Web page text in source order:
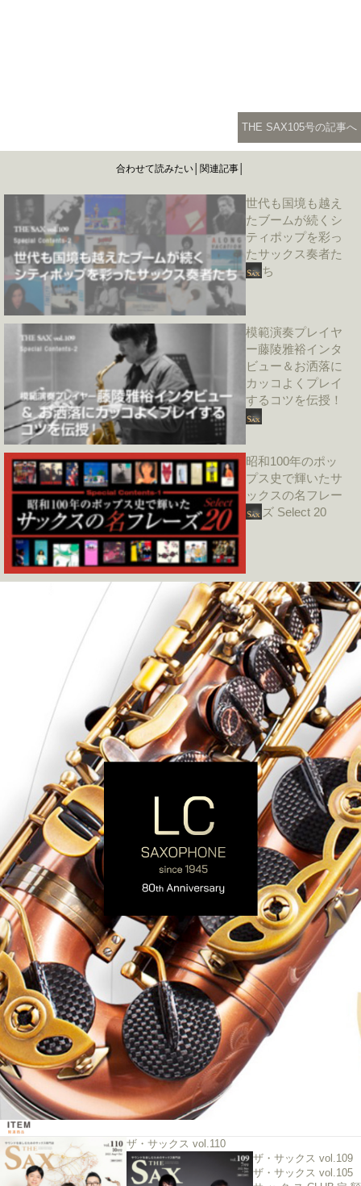
THE SAX105号の記事へ
合わせて読みたい│関連記事│
世代も国境も越え
たブームが続くシ
ティポップを彩っ
たサックス奏者た
ち
模範演奏プレイヤ
ー藤陵雅裕インタ
ビュー＆お洒落に
カッコよくプレイ
するコツを伝授！
昭和100年のポッ
プス史で輝いたサ
ックスの名フレー
ズ Select 20
ザ・サックス vol.110
ザ・サックス vol.109
ザ・サックス vol.105